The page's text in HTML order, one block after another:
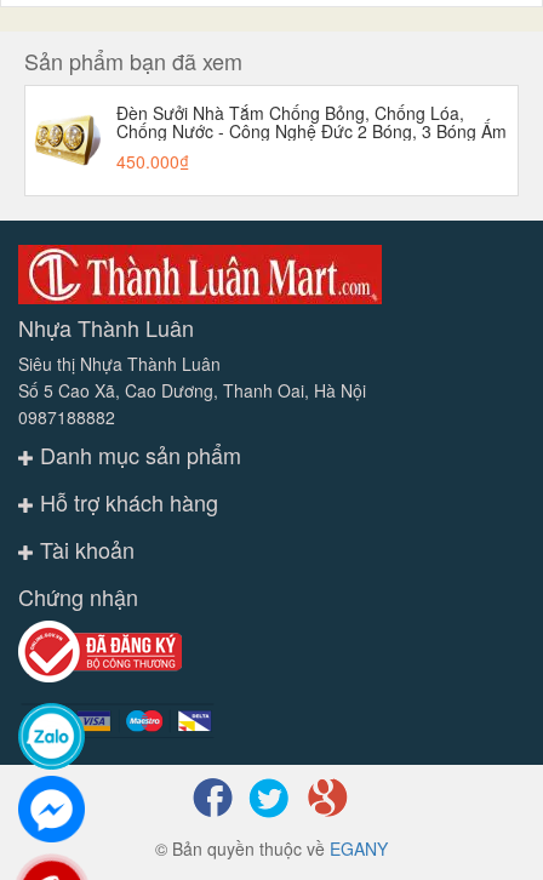
Sản phẩm bạn đã xem
Đèn Sưởi Nhà Tắm Chống Bỏng, Chống Lóa,
Chống Nước - Công Nghệ Đức 2 Bóng, 3 Bóng Ấm
Nhanh aladanh-net-vn
450.000₫
Nhựa Thành Luân
Siêu thị Nhựa Thành Luân
Số 5 Cao Xã, Cao Dương, Thanh Oai, Hà Nội
0987188882
Danh mục sản phẩm
Hỗ trợ khách hàng
Tài khoản
Chứng nhận
© Bản quyền thuộc về EGANY